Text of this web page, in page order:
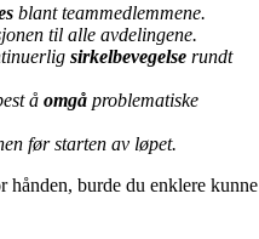
blant teammedlemmene.
til alle avdelingene.
sirkelbevegelse rundt
å omgå problematiske
før starten av løpet.
hånden, burde du enklere kunne